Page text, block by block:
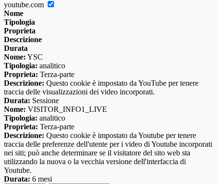
youtube.com
Nome
Tipologia
Proprieta
Descrizione
Durata
Nome: YSC
Tipologia: analitico
Proprieta: Terza-parte
Descrizione: Questo cookie è impostato da YouTube per tenere
traccia delle visualizzazioni dei video incorporati.
Durata: Sessione
Nome: VISITOR_INFO1_LIVE
Tipologia: analitico
Proprieta: Terza-parte
Descrizione: Questo cookie è impostato da Youtube per tenere
traccia delle preferenze dell'utente per i video di Youtube incorporati
nei siti; può anche determinare se il visitatore del sito web sta
utilizzando la nuova o la vecchia versione dell'interfaccia di
Youtube.
Durata: 6 mesi